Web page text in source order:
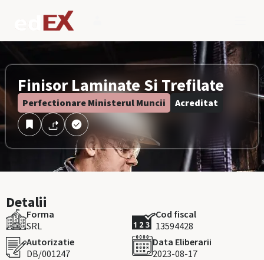
Finisor Laminate Si Trefilate
Perfectionare Ministerul Muncii Acreditat
Detalii
Forma
SRL
Cod fiscal
13594428
Autorizatie
DB/001247
Data Eliberarii
2023-08-17